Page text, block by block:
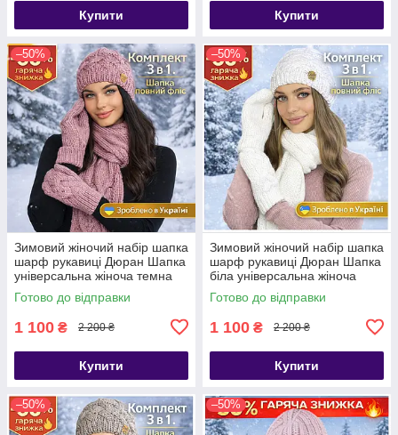
Купити Купити
–50%
Зимовий жіночий набір шапка
шарф рукавиці Дюран Шапка
універсальна жіноча темна
пудра
Готово до відправки
1 100 ₴ 2 200 ₴
Купити
–50%
Зимовий жіночий набір шапка
шарф рукавиці Дюран Шапка
біла універсальна жіноча
Готово до відправки
1 100 ₴ 2 200 ₴
Купити
–50% –50%